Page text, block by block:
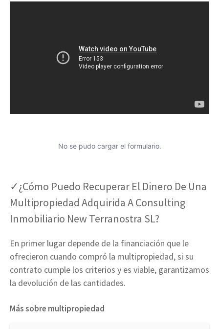
No se pudo cargar el formulario.
✓¿Cómo Puedo Recuperar El Dinero De Una
Multipropiedad Adquirida A Consulting
Inmobiliario New Terranostra SL?
En primer lugar depende de la financiación que le
ofrecieron cuando compró la multipropiedad, si su
contrato cumple los criterios y es viable, garantizamos
la devolución de las cantidades.
Más sobre multipropiedad